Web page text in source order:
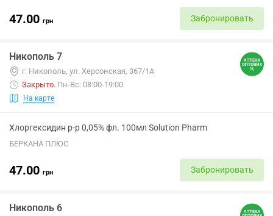
47.00 грн Забронировать
Никополь 7
г. Никополь, ул. Херсонская, 367/1А
Закрыто. Пн-Вс: 08:00-19:00
На карте
Хлоргексидин р-р 0,05% фл. 100мл Solution Pharm
БЕРКАНА ПЛЮС
47.00 грн Забронировать
Никополь 6